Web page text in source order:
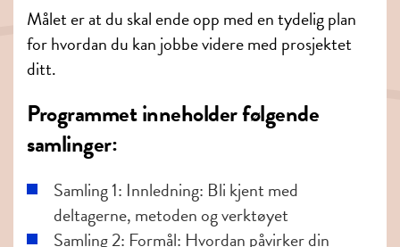
Målet er at du skal ende opp med en tydelig plan
for hvordan du kan jobbe videre med prosjektet
ditt.
Programmet inneholder følgende
samlinger:
Samling 1: Innledning: Bli kjent med
deltagerne, metoden og verktøyet
Samling 2: Formål: Hvordan påvirker din